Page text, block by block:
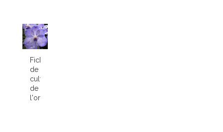
Fiche
de
culture
de
l'orchidée...